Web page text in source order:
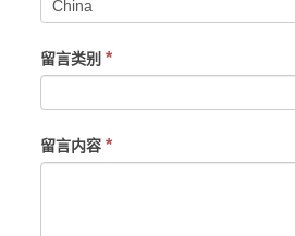
留言类别*
留言内容*